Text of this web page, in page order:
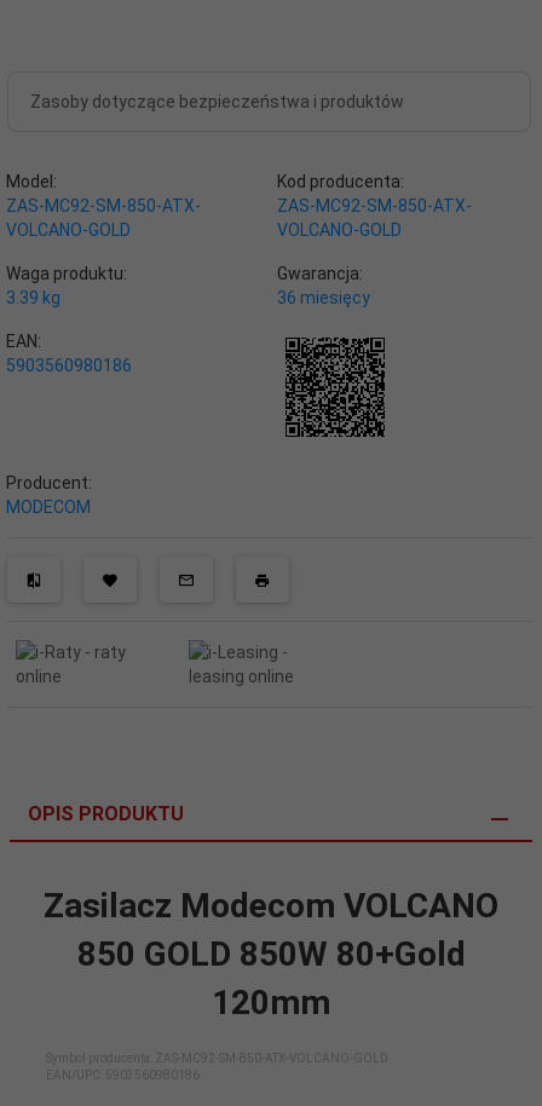
Zasoby dotyczące bezpieczeństwa i produktów
Model:
ZAS-MC92-SM-850-ATX-
VOLCANO-GOLD
Kod producenta:
ZAS-MC92-SM-850-ATX-
VOLCANO-GOLD
Waga produktu:
3.39 kg
Gwarancja:
36 miesięcy
EAN:
5903560980186
Producent:
MODECOM
OPIS PRODUKTU
Zasilacz Modecom VOLCANO
850 GOLD 850W 80+Gold
120mm
Symbol producenta: ZAS-MC92-SM-850-ATX-VOLCANO-GOLD
EAN/UPC: 5903560980186